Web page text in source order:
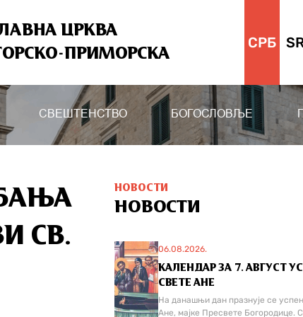
ЦРКВА
ПРИМОРСКА
СРБ
СВЕШТЕНСТВО БОГОСЛОВЉЕ
СВ.
НОВОСТИ
НОВОСТИ
06.08.2026.
КАЛЕНДАР ЗА 7. АВГУСТ
СВЕТЕ АНЕ
На данашњи дан празнује се
Ане, мајке Пресвете Богородице.